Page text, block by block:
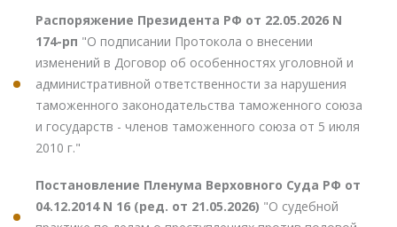
Распоряжение Президента РФ от 22.05.2026 N
174-рп "О подписании Протокола о внесении
изменений в Договор об особенностях уголовной и
административной ответственности за нарушения
таможенного законодательства таможенного союза
и государств - членов таможенного союза от 5 июля
2010 г."
Постановление Пленума Верховного Суда РФ от
04.12.2014 N 16 (ред. от 21.05.2026) "О судебной